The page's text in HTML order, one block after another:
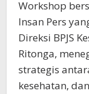
Workshop
Insan Pers
Direksi BPJS
Ritonga,
strategis
kesehatan,